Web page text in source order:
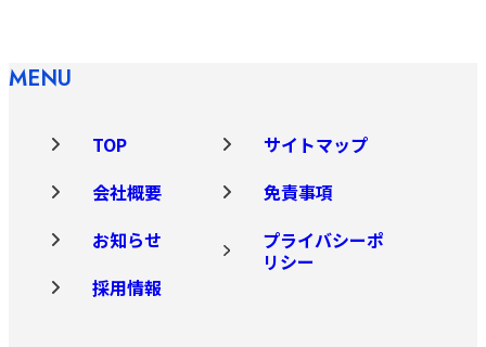
MENU
TOP
会社概要
お知らせ
採用情報
サイトマップ
免責事項
プライバシーポ
リシー